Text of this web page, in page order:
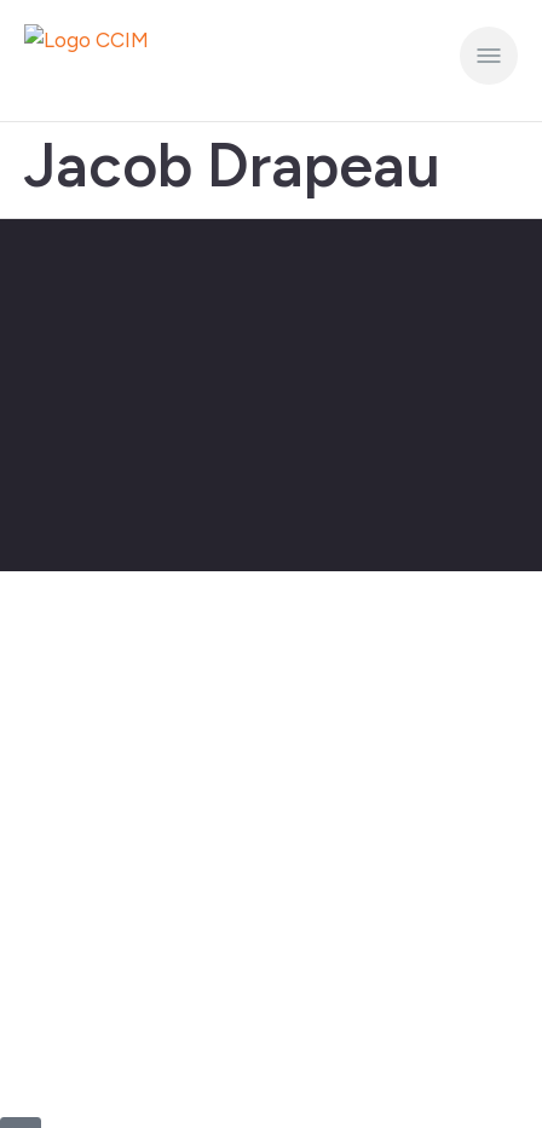
Jacob Drapeau